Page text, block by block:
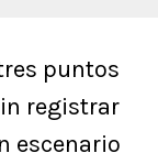
puntos
registrar
escenario